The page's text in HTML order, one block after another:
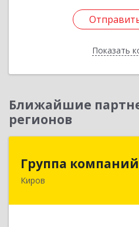
Показать
Ближайшие
регионов
Группа
Киров
Группа
610017, Кировская